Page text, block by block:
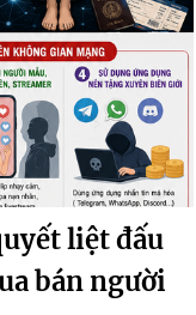
liệt đấu
bán người